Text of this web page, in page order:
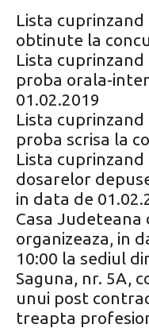
Lista
obtinute la
Lista
proba orala-
01.02.2019
Lista
proba scrisa la
Lista
dosarelor
in data de
Casa Judeteana
organizeaza, in
10:00 la sediul
Saguna, nr. 5A,
unui post
treapta